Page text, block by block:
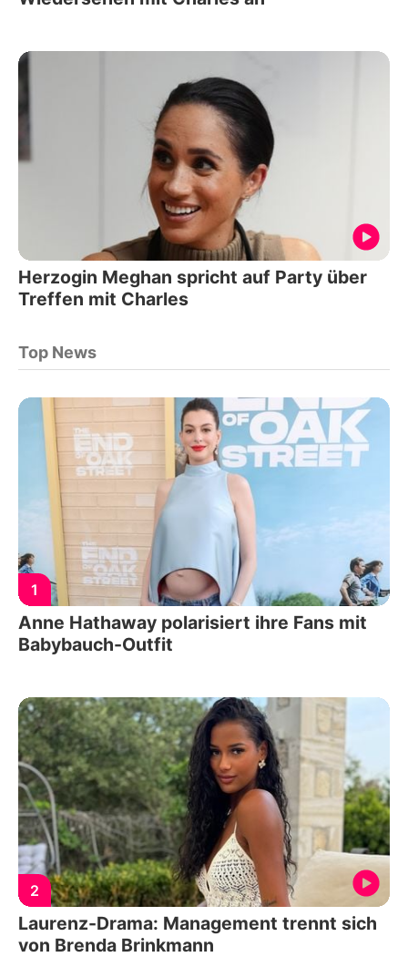
Herzogin Meghan spricht auf Party über
Treffen mit Charles
Top News
1
Anne Hathaway polarisiert ihre Fans mit
Babybauch-Outfit
2
Laurenz-Drama: Management trennt sich
von Brenda Brinkmann